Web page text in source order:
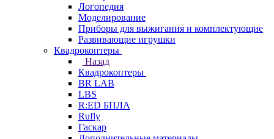
Логопедия
Моделирование
Приборы для выжигания и комплектующие
Развивающие игрушки
Квадрокоптеры
Назад
Квадрокоптеры
BR LAB
LBS
R:ED БПЛА
Rufly
Гаскар